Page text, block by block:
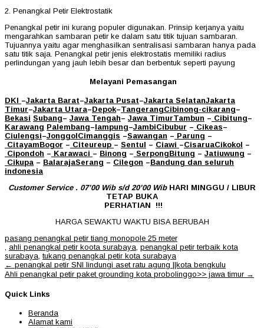
2. Penangkal Petir Elektrostatik
Penangkal petir ini kurang populer digunakan. Prinsip kerjanya yaitu
mengarahkan sambaran petir ke dalam satu titik tujuan sambaran.
Tujuannya yaitu agar menghasilkan sentralisasi sambaran hanya pada
satu titik saja. Penangkal petir jenis elektrostatis memiliki radius
perlindungan yang jauh lebih besar dan berbentuk seperti payung
Melayani Pemasangan
DKI –Jakarta Barat–Jakarta Pusat–Jakarta SelatanJakarta
Timur–Jakarta Utara–Depok–TangerangCibinong-cikarang–
Bekasi Subang– Jawa Tengah– Jawa TimurTambun – Cibitung–
Karawang Palembang–lampung–JambiCibubur – Cikeas–
Ciulengsi–JonggolCimanggis –Sawangan – Parung –
CitayamBogor – Citeureup – Sentul – Ciawi –CisaruaCikokol –
Cipondoh – Karawaci – Binong – SerpongBitung – Jatiuwung –
Cikupa – BalarajaSerang – Cilegon –Bandung dan seluruh
indonesia
Customer Service . 07’00 Wib s/d 20’00 WibHARI MINGGU / LIBUR
TETAP BUKA
PERHATIAN !!!
HARGA SEWAKTU WAKTU BISA BERUBAH
pasang penangkal petir tiang monopole 25 meter
, ahli penangkal petir koota surabaya, penangkal petir terbaik kota
surabaya, tukang penangkal petir kota surabaya
Post
navigation
← penangkal petir SNI lindungi aset ratu agung ||kota bengkulu
Ahli penangkal petir paket grounding kota probolinggo>> jawa timur →
Quick Links
Beranda
Alamat kami